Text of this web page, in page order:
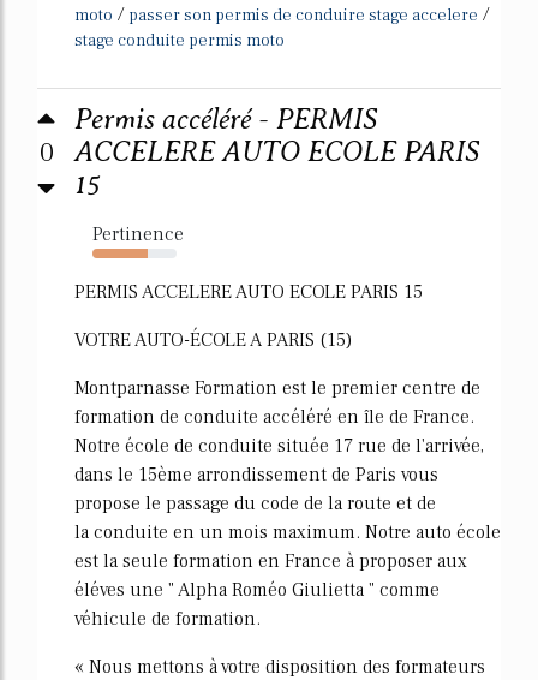
moto / passer son permis de conduire stage accelere /
stage conduite permis moto
0
Permis accéléré - PERMIS
ACCELERE AUTO ECOLE PARIS
15
Pertinence
65%
PERMIS ACCELERE AUTO ECOLE PARIS 15
VOTRE AUTO-ÉCOLE A PARIS (15)
Montparnasse Formation est le premier centre de
formation de conduite accéléré en île de France.
Notre école de conduite située 17 rue de l'arrivée,
dans le 15ème arrondissement de Paris vous
propose le passage du code de la route et de
la conduite en un mois maximum. Notre auto école
est la seule formation en France à proposer aux
éléves une " Alpha Roméo Giulietta " comme
véhicule de formation.
« Nous mettons à votre disposition des formateurs